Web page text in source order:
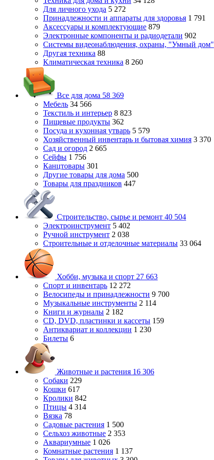
Для личного ухода 5 272
Принадлежности и аппараты для здоровья 1 791
Аксессуары и комплектующие 879
Электронные компоненты и радиодетали 902
Системы видеонаблюдения, охраны, "Умный дом"
Другая техника 88
Климатическая техника 8 260
Все для дома 58 369
Мебель 34 566
Текстиль и интерьер 8 823
Пищевые продукты 362
Посуда и кухонная утварь 5 579
Хозяйственный инвентарь и бытовая химия 3 370
Сад и огород 2 665
Сейфы 1 756
Канцтовары 301
Другие товары для дома 500
Товары для праздников 447
Строительство, сырье и ремонт 40 504
Электроинструмент 5 402
Ручной инструмент 2 038
Строительные и отделочные материалы 33 064
Хобби, музыка и спорт 27 663
Спорт и инвентарь 12 272
Велосипеды и принадлежности 9 700
Музыкальные инструменты 2 114
Книги и журналы 2 182
CD, DVD, пластинки и кассеты 159
Антиквариат и коллекции 1 230
Билеты 6
Животные и растения 16 306
Собаки 229
Кошки 617
Кролики 842
Птицы 4 314
Вязка 78
Садовые растения 1 500
Сельхоз животные 2 353
Аквариумные 1 026
Комнатные растения 1 137